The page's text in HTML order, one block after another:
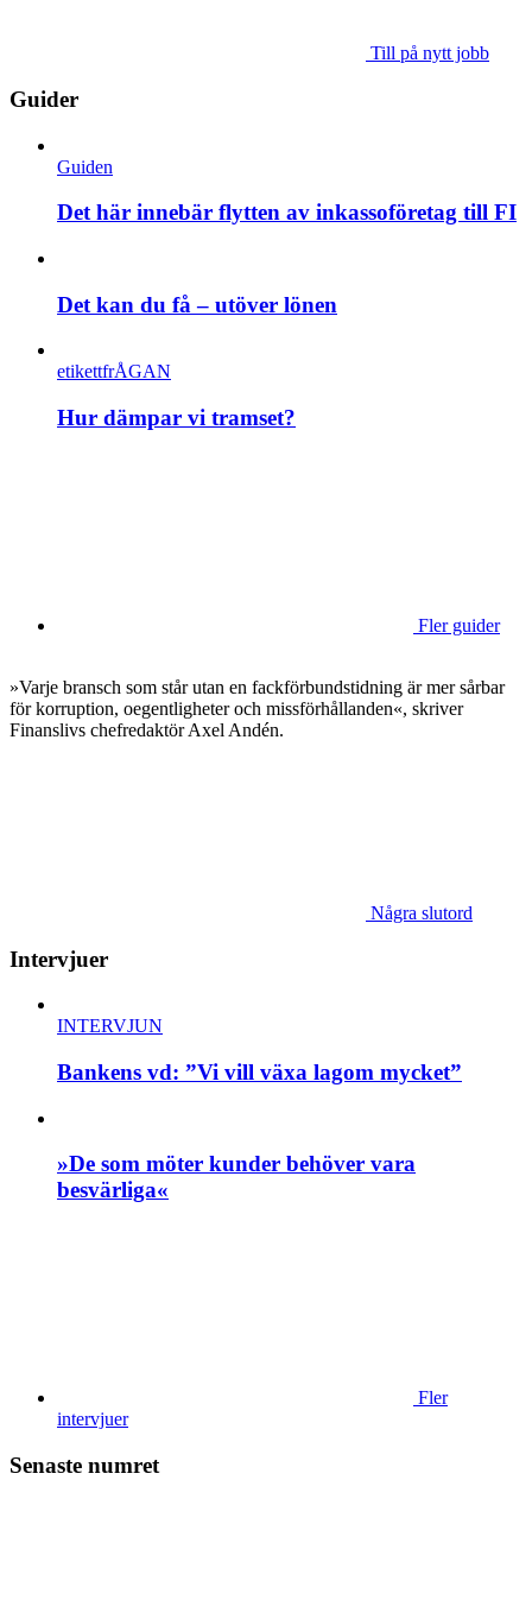
Till på nytt jobb
Guider
Guiden
Det här innebär flytten av inkassoföretag till FI
Det kan du få – utöver lönen
etikettfrÅGAN
Hur dämpar vi tramset?
Fler guider
»Varje bransch som står utan en fackförbundstidning är mer sårbar
för korruption, oegentligheter och missförhållanden«, skriver
Finanslivs chefredaktör Axel Andén.
Några slutord
Intervjuer
INTERVJUN
Bankens vd: ”Vi vill växa lagom mycket”
»De som möter kunder behöver vara
besvärliga«
Fler
intervjuer
Senaste numret